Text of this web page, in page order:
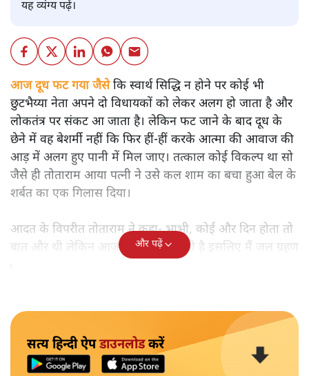
यह व्यंग्य पढ़ें।
आज दूध फट गया जैसेकि स्वार्थ सिद्धि न होने पर कोई भी
छुटभैय्या नेता अपने दो विधायकों को लेकर अलग हो जाता है और
लोकतंत्र पर संकट आ जाता है। लेकिन फट जाने के बाद दूध के
छेने में वह बेशर्मी नहीं कि फिर हीं-हीं करके आत्मा की आवाज की
आड़ में अलग हुए पानी में मिल जाए। तत्काल कोई विकल्प था सो
जैसे ही तोताराम आया पत्नी ने उसे कल शाम का बचा हुआ बेल के
शर्बत का एक गिलास दिया।
आदत के विपरीत तोताराम ने कहा- भाभी, कोई और दिन होता तो
बात और थी लेकिन आज निर्जला एकादशी है इसलिए मैं जल ग्रहण
नहीं कर सकता।
और पढ़ें
सत्य हिन्दी ऐपडाउनलोडकरें